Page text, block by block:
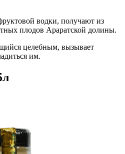
водки, получают из
плодов Араратской долины.
целебным, вызывает
им.